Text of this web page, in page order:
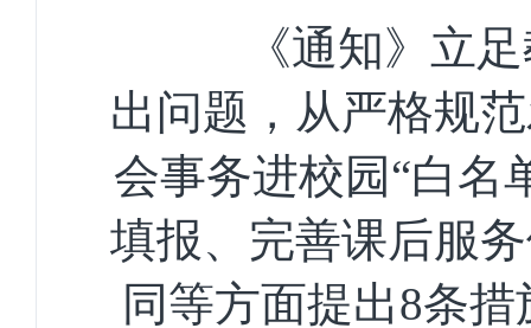
《通知》立足教
出问题，从严格规
会事务进校园“白名
填报、完善课后服
同等方面提出8条